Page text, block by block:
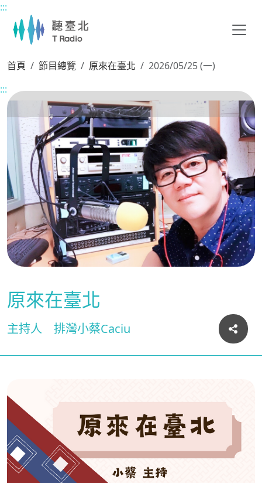
主要內容區塊
:::
首頁 節目總覽 原來在臺北
2026/05/25 (一)
:::
原來在臺北
主持人 排灣小蔡Caciu